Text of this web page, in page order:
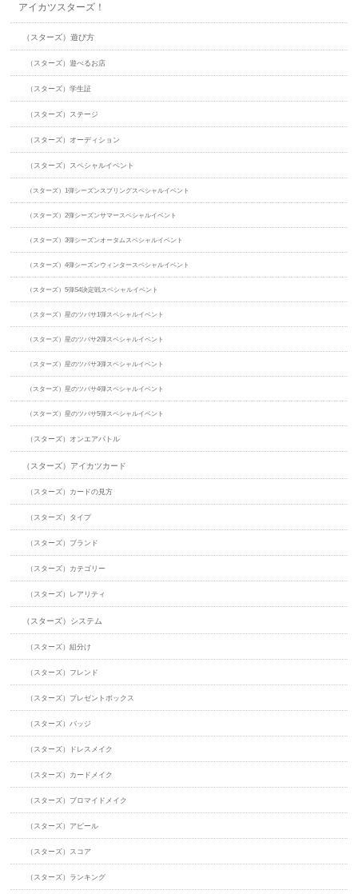
アイカツスターズ！
（スターズ）遊び方
（スターズ）遊べるお店
（スターズ）学生証
（スターズ）ステージ
（スターズ）オーディション
（スターズ）スペシャルイベント
（スターズ）1弾シーズンスプリングスペシャルイベント
（スターズ）2弾シーズンサマースペシャルイベント
（スターズ）3弾シーズンオータムスペシャルイベント
（スターズ）4弾シーズンウィンタースペシャルイベント
（スターズ）5弾S4決定戦スペシャルイベント
（スターズ）星のツバサ1弾スペシャルイベント
（スターズ）星のツバサ2弾スペシャルイベント
（スターズ）星のツバサ3弾スペシャルイベント
（スターズ）星のツバサ4弾スペシャルイベント
（スターズ）星のツバサ5弾スペシャルイベント
（スターズ）オンエアバトル
（スターズ）アイカツカード
（スターズ）カードの見方
（スターズ）タイプ
（スターズ）ブランド
（スターズ）カテゴリー
（スターズ）レアリティ
（スターズ）システム
（スターズ）組分け
（スターズ）フレンド
（スターズ）プレゼントボックス
（スターズ）バッジ
（スターズ）ドレスメイク
（スターズ）カードメイク
（スターズ）ブロマイドメイク
（スターズ）アピール
（スターズ）スコア
（スターズ）ランキング